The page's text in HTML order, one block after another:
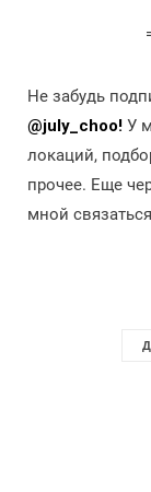
Не забудь
@july_choo! У
локаций,
прочее. Еще
мной